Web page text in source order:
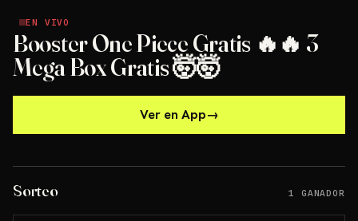
EN VIVO
EN VIVO
Booster One Piece Gratis 🔥🔥 3
Mega Box Gratis 🤯🤯
Ver en App→
Sorteo 1 GANADOR